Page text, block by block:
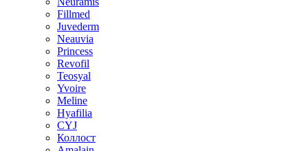
Fillmed
Juvederm
Neauvia
Princess
Revofil
Teosyal
Yvoire
Meline
Hyafilia
CYJ
Коллост